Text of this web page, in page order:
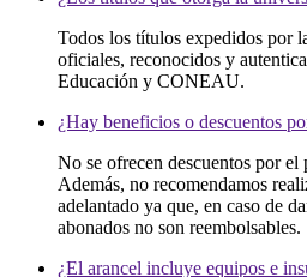
Todos los títulos expedidos por
oficiales, reconocidos y
Educación y CONEAU.
¿Hay beneficios o descuentos
No se ofrecen descuentos por el
Además, no recomendamos
adelantado ya que, en caso de
abonados no son reembolsables.
¿El arancel incluye equipos e